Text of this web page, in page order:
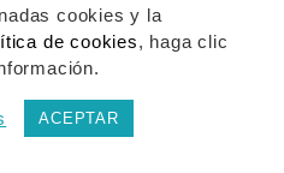
cookies y la
de cookies, haga clic
ACEPTAR